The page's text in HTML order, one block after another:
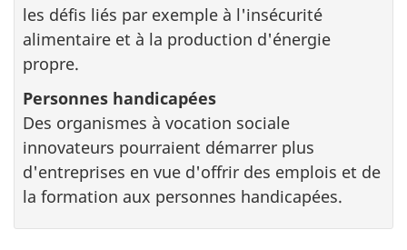
les défis liés par exemple à l'insécurité
alimentaire et à la production d'énergie
propre.
Personnes handicapées
Des organismes à vocation sociale
innovateurs pourraient démarrer plus
d'entreprises en vue d'offrir des emplois et de
la formation aux personnes handicapées.